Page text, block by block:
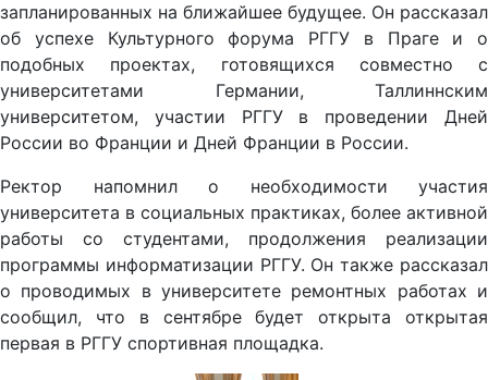
об успехе Культурного форума РГГУ в Праге и о
подобных проектах, готовящихся совместно с
университетами Германии, Таллиннским
университетом, участии РГГУ в проведении Дней
России во Франции и Дней Франции в России.
Ректор напомнил о необходимости участия
университета в социальных практиках, более активной
работы со студентами, продолжения реализации
программы информатизации РГГУ. Он также рассказал
о проводимых в университете ремонтных работах и
сообщил, что в сентябре будет открыта открытая
первая в РГГУ спортивная площадка.